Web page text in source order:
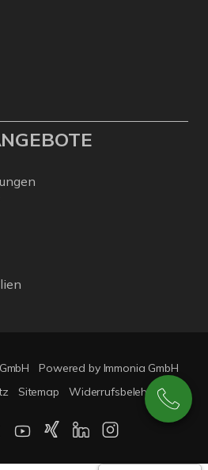
Powered by Immonia GmbH
Sitemap Widerrufsbelehrung